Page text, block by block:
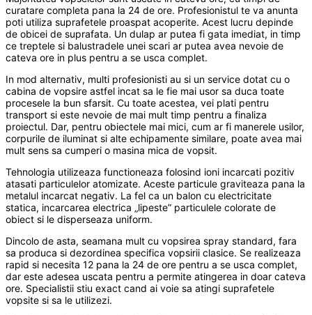
curatare completa pana la 24 de ore. Profesionistul te va anunta
poti utiliza suprafetele proaspat acoperite. Acest lucru depinde
de obicei de suprafata. Un dulap ar putea fi gata imediat, in timp
ce treptele si balustradele unei scari ar putea avea nevoie de
cateva ore in plus pentru a se usca complet.
In mod alternativ, multi profesionisti au si un service dotat cu o
cabina de vopsire astfel incat sa le fie mai usor sa duca toate
procesele la bun sfarsit. Cu toate acestea, vei plati pentru
transport si este nevoie de mai mult timp pentru a finaliza
proiectul. Dar, pentru obiectele mai mici, cum ar fi manerele usilor,
corpurile de iluminat si alte echipamente similare, poate avea mai
mult sens sa cumperi o masina mica de vopsit.
Tehnologia utilizeaza functioneaza folosind ioni incarcati pozitiv
atasati particulelor atomizate. Aceste particule graviteaza pana la
metalul incarcat negativ. La fel ca un balon cu electricitate
statica, incarcarea electrica „lipeste” particulele colorate de
obiect si le disperseaza uniform.
Dincolo de asta, seamana mult cu vopsirea spray standard, fara
sa produca si dezordinea specifica vopsirii clasice. Se realizeaza
rapid si necesita 12 pana la 24 de ore pentru a se usca complet,
dar este adesea uscata pentru a permite atingerea in doar cateva
ore. Specialistii stiu exact cand ai voie sa atingi suprafetele
vopsite si sa le utilizezi.